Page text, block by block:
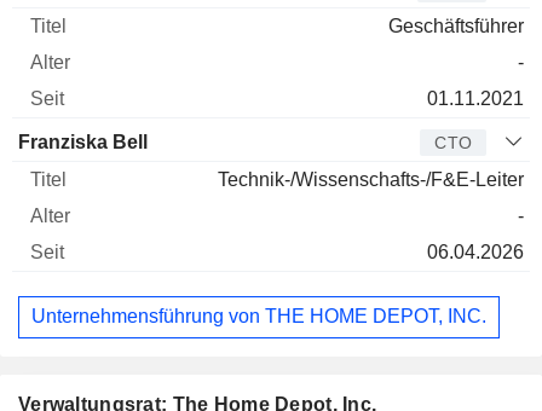
Geschäftsführer
-
01.11.2021
Franziska Bell CTO
Technik-/Wissenschafts-/F&E-Leiter
-
06.04.2026
Unternehmensführung von THE HOME DEPOT, INC.
Verwaltungsrat: The Home Depot, Inc.